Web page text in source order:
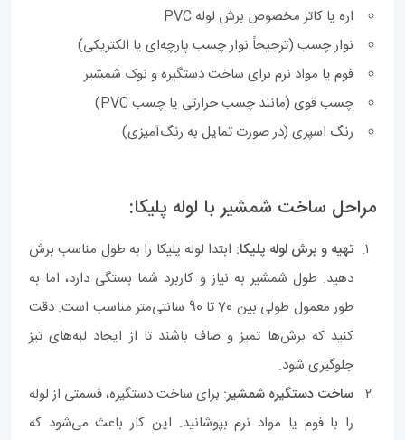
اره یا کاتر مخصوص برش لوله PVC
نوار چسب (ترجیحاً نوار چسب پارچه‌ای یا الکتریکی)
فوم یا مواد نرم برای ساخت دستگیره و نوک شمشیر
چسب قوی (مانند چسب حرارتی یا چسب PVC)
رنگ اسپری (در صورت تمایل به رنگ‌آمیزی)
مراحل ساخت شمشیر با لوله پلیکا:
تهیه و برش لوله پلیکا: ابتدا لوله پلیکا را به طول مناسب برش
دهید. طول شمشیر به نیاز و کاربرد شما بستگی دارد، اما به
طور معمول طولی بین 70 تا 90 سانتی‌متر مناسب است. دقت
کنید که برش‌ها تمیز و صاف باشند تا از ایجاد لبه‌های تیز
جلوگیری شود.
ساخت دستگیره شمشیر: برای ساخت دستگیره، قسمتی از لوله
را با فوم یا مواد نرم بپوشانید. این کار باعث می‌شود که